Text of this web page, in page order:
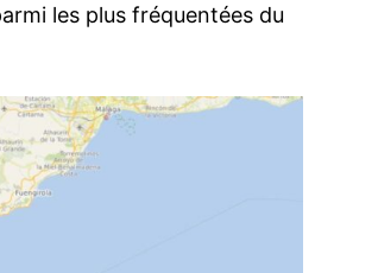
Formules d’abonnement
Mon compte
les plus fréquentées du